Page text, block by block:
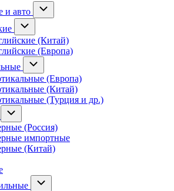
и авто
(Китай)
(Европа)
(Европа)
(Китай)
(Турция и др.)
(Россия)
импортные
(Китай)